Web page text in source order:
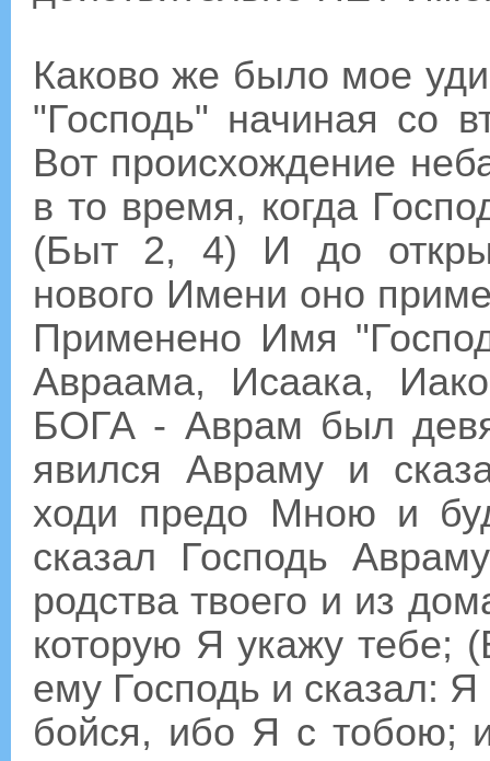
Каково же было мое
"Господь" начиная со
Вот происхождение
в то время, когда
(Быт 2, 4) И до
нового Имени оно
Применено Имя
Авраама, Исаака,
БОГА - Аврам был
явился Авраму и
ходи предо Мною и
сказал Господь
родства твоего и из
которую Я укажу тебе;
ему Господь и сказал:
бойся, ибо Я с тобою;